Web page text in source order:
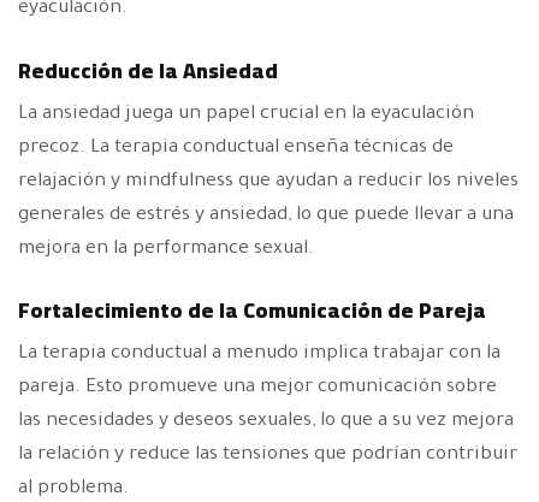
eyaculación.
Reducción de la Ansiedad
La ansiedad juega un papel crucial en la eyaculación
precoz. La terapia conductual enseña técnicas de
relajación y mindfulness que ayudan a reducir los niveles
generales de estrés y ansiedad, lo que puede llevar a una
mejora en la performance sexual.
Fortalecimiento de la Comunicación de Pareja
La terapia conductual a menudo implica trabajar con la
pareja. Esto promueve una mejor comunicación sobre
las necesidades y deseos sexuales, lo que a su vez mejora
la relación y reduce las tensiones que podrían contribuir
al problema.